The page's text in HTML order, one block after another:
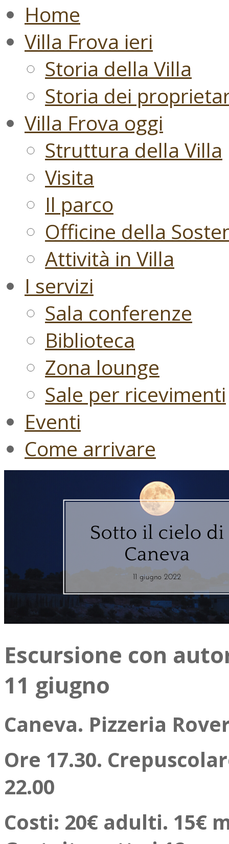
Home
Villa Frova ieri
Storia della Villa
Storia dei
Villa Frova oggi
Struttura della Villa
Visita
Il parco
Officine della
Attività in Villa
I servizi
Sala conferenze
Biblioteca
Zona lounge
Sale per ricevimenti
Eventi
Come arrivare
Escursione con
11 giugno
Caneva. Pizzeria
Ore 17.30.
22.00
Costi: 20€ adulti. 15€